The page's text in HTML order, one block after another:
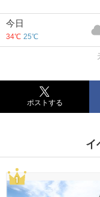
今日
34℃ 25℃
ポストする
イ